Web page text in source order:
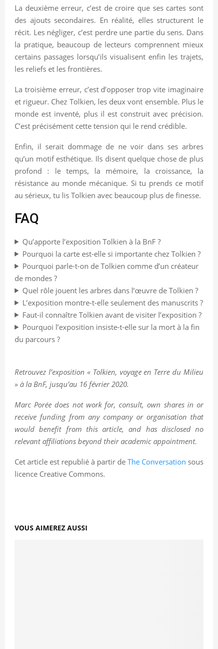
La deuxième erreur, c’est de croire que ses cartes sont
des ajouts secondaires. En réalité, elles structurent le
récit. Les négliger, c’est perdre une partie du sens. Dans
la pratique, beaucoup de lecteurs comprennent mieux
certains passages lorsqu’ils visualisent enfin les trajets,
les reliefs et les frontières.
La troisième erreur, c’est d’opposer trop vite imaginaire
et rigueur. Chez Tolkien, les deux vont ensemble. Plus le
monde est inventé, plus il est construit avec précision.
C’est précisément cette tension qui le rend crédible.
Enfin, il serait dommage de ne voir dans ses arbres
qu’un motif esthétique. Ils disent quelque chose de plus
profond : le temps, la mémoire, la croissance, la
résistance au monde mécanique. Si tu prends ce motif
au sérieux, tu lis Tolkien avec beaucoup plus de finesse.
FAQ
Qu’apporte l’exposition Tolkien à la BnF ?
Pourquoi la carte est-elle si importante chez Tolkien ?
Pourquoi parle-t-on de Tolkien comme d’un créateur
de mondes ?
Quel rôle jouent les arbres dans l’œuvre de Tolkien ?
L’exposition montre-t-elle seulement des manuscrits ?
Faut-il connaître Tolkien avant de visiter l’exposition ?
Pourquoi l’exposition insiste-t-elle sur la mort à la fin
du parcours ?
Retrouvez l’exposition « Tolkien, voyage en Terre du Milieu
» à la BnF, jusqu’au 16 février 2020.
Marc Porée does not work for, consult, own shares in or
receive funding from any company or organisation that
would benefit from this article, and has disclosed no
relevant affiliations beyond their academic appointment.
Cet article est republié à partir de The Conversation sous
licence Creative Commons.
VOUS AIMEREZ AUSSI